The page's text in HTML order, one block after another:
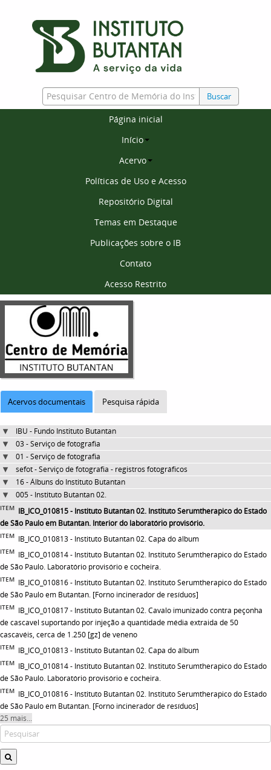
Buscar
Página inicial
Início
Acervo
Políticas de Uso e Acesso
Repositório Digital
Temas em Destaque
Publicações sobre o IB
Contato
Acesso Restrito
Acervos documentais Pesquisa rápida
IBU - Fundo Instituto Butantan
03 - Serviço de fotografia
01 - Serviço de fotografia
sefot - Serviço de fotografia - registros fotográficos
16 - Álbuns do Instituto Butantan
005 - Instituto Butantan 02.
ITEM IB_ICO_010815 - Instituto Butantan 02. Instituto Serumtherapico do Estado
de São Paulo em Butantan. Interior do laboratório provisório.
ITEM IB_ICO_010813 - Instituto Butantan 02. Capa do álbum
ITEM IB_ICO_010814 - Instituto Butantan 02. Instituto Serumtherapico do Estado
de São Paulo. Laboratório provisório e cocheira.
ITEM IB_ICO_010816 - Instituto Butantan 02. Instituto Serumtherapico do Estado
de São Paulo em Butantan. [Forno incinerador de resíduos]
ITEM IB_ICO_010817 - Instituto Butantan 02. Cavalo imunizado contra peçonha
de cascavel suportando por injeção a quantidade média extraida de 50
cascavéis, cerca de 1.250 [gz] de veneno
ITEM IB_ICO_010813 - Instituto Butantan 02. Capa do álbum
ITEM IB_ICO_010814 - Instituto Butantan 02. Instituto Serumtherapico do Estado
de São Paulo. Laboratório provisório e cocheira.
ITEM IB_ICO_010816 - Instituto Butantan 02. Instituto Serumtherapico do Estado
de São Paulo em Butantan. [Forno incinerador de resíduos]
25 mais...